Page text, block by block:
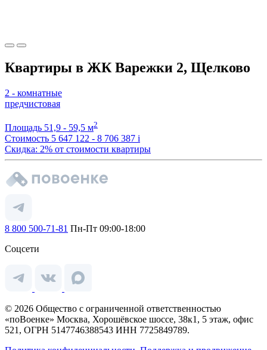
Квартиры в ЖК Варежки 2, Щелково
2 - комнатные
предчистовая
Площадь 51,9 - 59,5 м2
Стоимость 5 647 122 - 8 706 387 i
Скидка: 2% от стоимости квартиры
8 800 500-71-81 Пн-Пт 09:00-18:00
Соцсети
© 2026 Общество с ограниченной ответственностью
«поВоенке» Москва, Хорошёвское шоссе, 38к1, 5 этаж, офис
521, ОГРН 5147746388543 ИНН 7725849789.